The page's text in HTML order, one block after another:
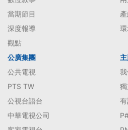
當期節目
深度報導
觀點
公廣集團
公共電視
PTS TW
公視台語台
中華電視公司